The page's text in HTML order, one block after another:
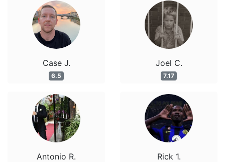
Case J.
6.5
Antonio R.
Joel C.
7.17
Rick 1.